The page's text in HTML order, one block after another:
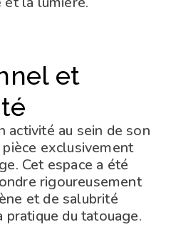
et
activité au sein de son
exclusivement
Cet espace a été
rigoureusement
et de salubrité
pratique du tatouage.